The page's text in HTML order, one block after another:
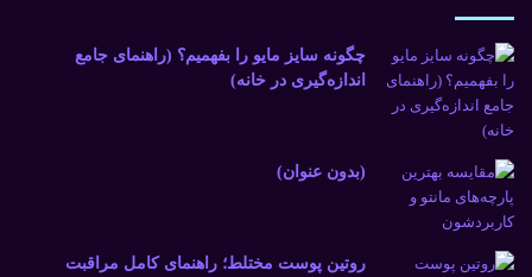
چگونه سایز مایو را بفهمیم؟ (راهنمای جامع
اندازه‌گیری در خانه)
(بدون عنوان)
روتین پوست مختلط؛ راهنمای کامل مراقبت